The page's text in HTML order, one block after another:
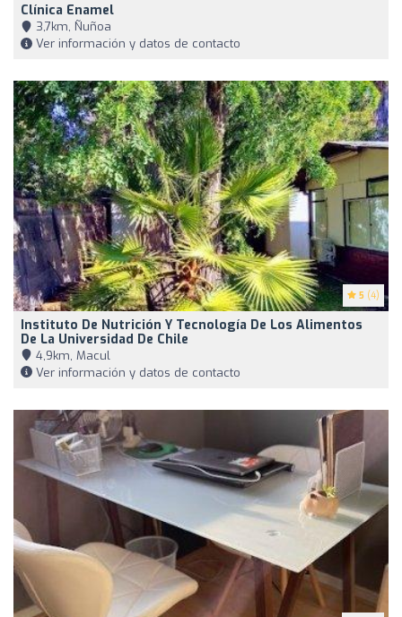
Clínica Enamel
3,7km, Ñuñoa
Ver información y datos de contacto
5 (4)
Instituto De Nutrición Y Tecnología De Los Alimentos
De La Universidad De Chile
4,9km, Macul
Ver información y datos de contacto